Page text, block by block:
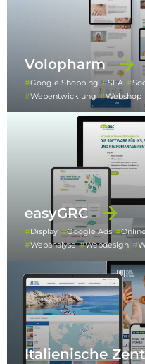
Volopharm
Google Shopping SEA
Webentwicklung
Webshop
easyGRC
Display Google Ads
Webanalyse
Webdesign
Italienische